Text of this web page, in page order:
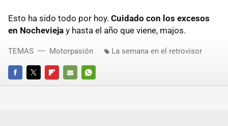
Esto ha sido todo por hoy. Cuidado con los excesos
en Nochevieja y hasta el año que viene, majos.
FACEBOOKTWITTERFLIPBOARD
E-
WHATSAPP
TEMAS Motorpasión La semana en el retrovisor